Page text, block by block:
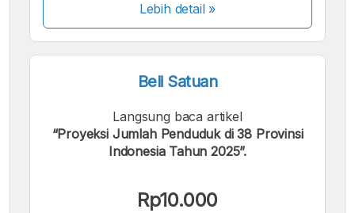
Lebih detail »
Beli Satuan
Langsung baca artikel
“Proyeksi Jumlah Penduduk di 38 Provinsi
Indonesia Tahun 2025”.
Rp10.000
Kami menerima pembayaran berikut: